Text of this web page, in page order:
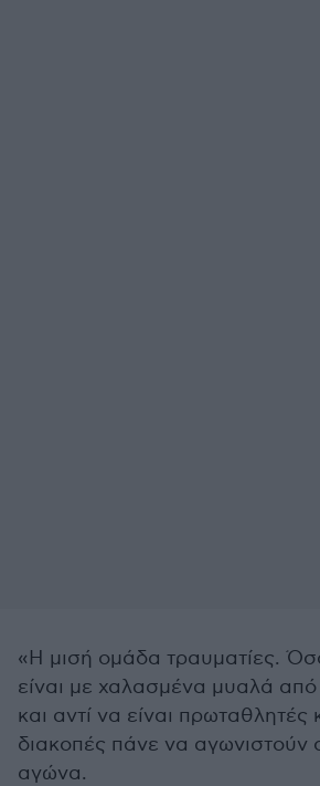
«Η μισή ομάδα τραυματίες.
είναι με χαλασμένα μυαλά
και αντί να είναι πρωταθλητές
διακοπές πάνε να αγωνιστούν
αγώνα.